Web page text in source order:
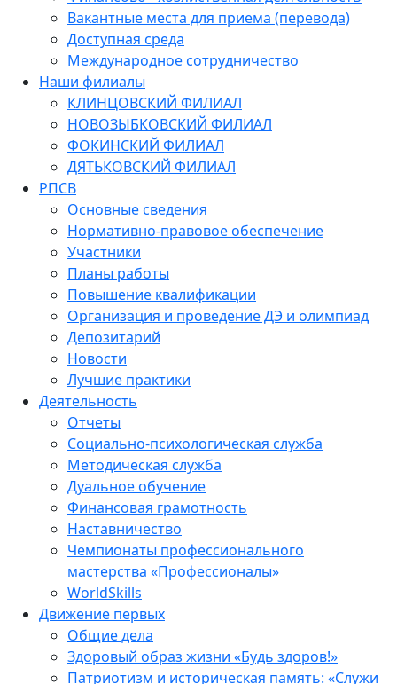
Вакантные места для приема (перевода)
Доступная среда
Международное сотрудничество
Наши филиалы
КЛИНЦОВСКИЙ ФИЛИАЛ
НОВОЗЫБКОВСКИЙ ФИЛИАЛ
ФОКИНСКИЙ ФИЛИАЛ
ДЯТЬКОВСКИЙ ФИЛИАЛ
РПСВ
Основные сведения
Нормативно-правовое обеспечение
Участники
Планы работы
Повышение квалификации
Организация и проведение ДЭ и олимпиад
Депозитарий
Новости
Лучшие практики
Деятельность
Отчеты
Социально-психологическая служба
Методическая служба
Дуальное обучение
Финансовая грамотность
Наставничество
Чемпионаты профессионального
мастерства «Профессионалы»
WorldSkills
Движение первых
Общие дела
Здоровый образ жизни «Будь здоров!»
Патриотизм и историческая память: «Служи